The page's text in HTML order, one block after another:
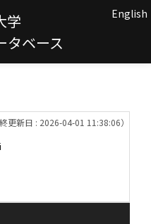
学
タベース
English
終更新日 : 2026-04-01 11:38:06）